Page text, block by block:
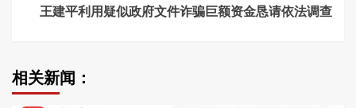
王建平利用疑似政府文件诈骗巨额资金恳请依法调查
相关新闻：